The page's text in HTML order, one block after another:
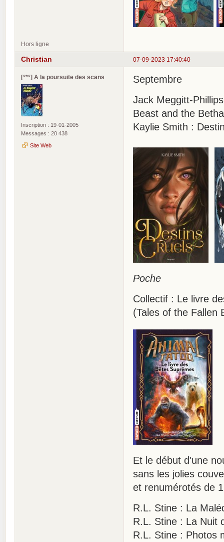
Hors ligne
07-09-2023 17:40:40
Christian
[°*°] A la poursuite des scans
Inscription : 19-01-2005
Messages : 20 438
Site Web
Septembre
Jack Meggitt-
Beast and the
Kaylie Smith :
Poche
Collectif : Le livre
(Tales of the Fallen
Et le début d'une
sans les jolies
et renumérotés de
R.L. Stine : La
R.L. Stine : La
R.L. Stine : Photos